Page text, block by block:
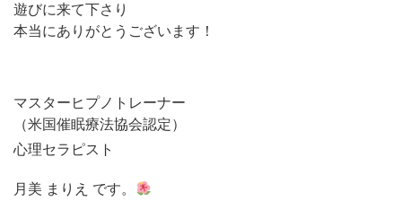
遊びに来て下さり
本当にありがとうございます！
マスターヒプノトレーナー
（米国催眠療法協会認定）
心理セラピスト
月美 まりえ です。